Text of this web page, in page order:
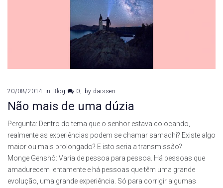
20/08/2014 in Blog 0 by daissen
Não mais de uma dúzia
Pergunta: Dentro do tema que o senhor estava colocando,
realmente as experiências podem se chamar samadhi? Existe algo
maior ou mais prolongado? E isto seria a transmissão?
Monge Genshô: Varia de pessoa para pessoa. Há pessoas que
amadurecem lentamente e há pessoas que têm uma grande
evolução, uma grande experiência. Só para corrigir algumas